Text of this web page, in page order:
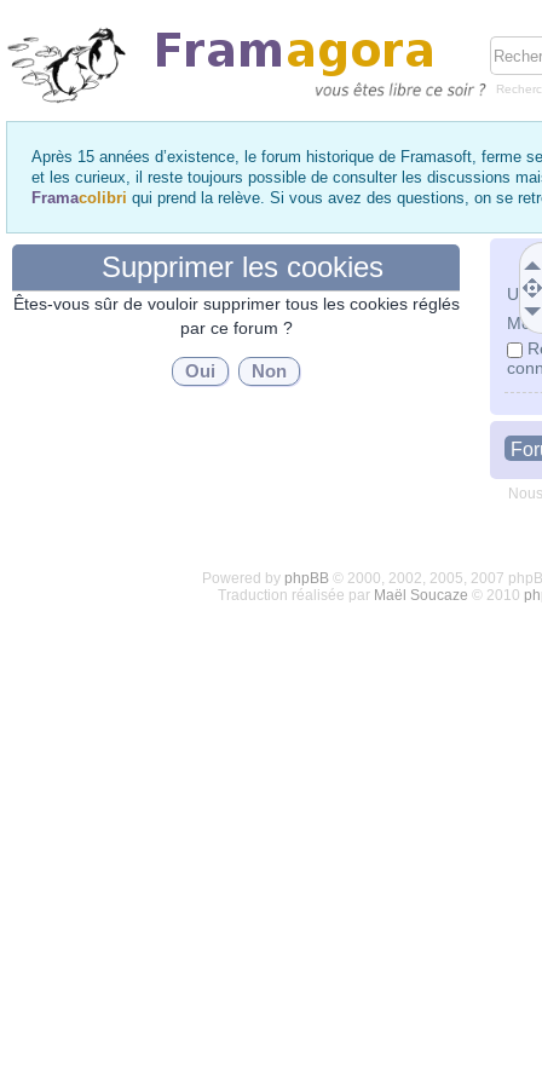
Après 15 années d’existence, le forum historique de Framasoft, ferme
et les curieux, il reste toujours possible de consulter les discussions
Framacolibri qui prend la relève. Si vous avez des questions, on se
Mot
Supprimer les cookies
Êtes-vous sûr de vouloir supprimer tous les cookies réglés
par ce forum ?
Powered by phpBB© 2000, 2002, 2005, 2007
Traduction réalisée par Maël Soucaze © 2010